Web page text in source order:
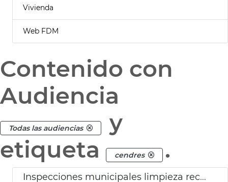
Vivienda
Web FDM
Contenido con
Audiencia
Todas las audiencias
y
etiqueta
cendres .
Inspecciones municipales limpieza recogida residuos Fallas València 2026